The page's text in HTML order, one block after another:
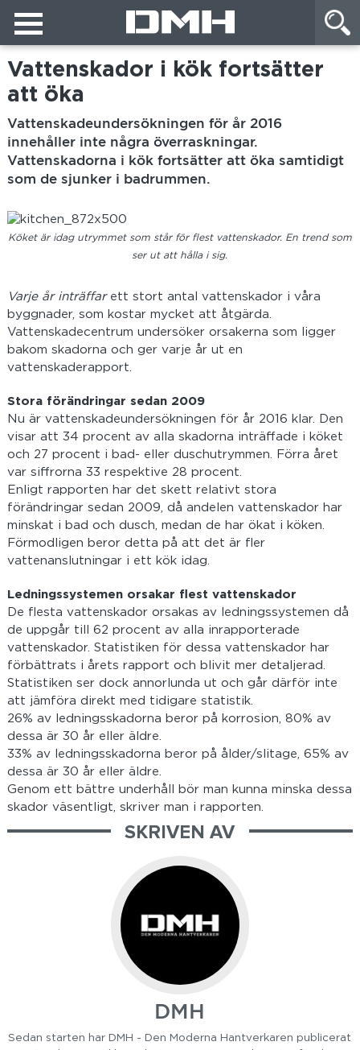
Vattenskador i kök fortsätter
att öka
Vattenskadeundersökningen för år 2016
innehåller inte några överraskningar.
Vattenskadorna i kök fortsätter att öka samtidigt
som de sjunker i badrummen.
Köket är idag utrymmet som står för flest vattenskador. En trend som
ser ut att hålla i sig.
Varje år inträffarett stort antal vattenskador i våra
byggnader, som kostar mycket att åtgärda.
Vattenskadecentrum undersöker orsakerna som ligger
bakom skadorna och ger varje år ut en
vattenskaderapport.
Stora förändringar sedan 2009
Nu är vattenskadeundersökningen för år 2016 klar. Den
visar att 34 procent av alla skadorna inträffade i köket
och 27 procent i bad- eller duschutrymmen. Förra året
var siffrorna 33 respektive 28 procent.
Enligt rapporten har det skett relativt stora
förändringar sedan 2009, då andelen vattenskador har
minskat i bad och dusch, medan de har ökat i köken.
Förmodligen beror detta på att det är fler
vattenanslutningar i ett kök idag.
Ledningssystemen orsakar flest vattenskador
De flesta vattenskador orsakas av ledningssystemen då
de uppgår till 62 procent av alla inrapporterade
vattenskador. Statistiken för dessa vattenskador har
förbättrats i årets rapport och blivit mer detaljerad.
Statistiken ser dock annorlunda ut och går därför inte
att jämföra direkt med tidigare statistik.
26% av ledningsskadorna beror på korrosion, 80% av
dessa är 30 år eller äldre.
33% av ledningsskadorna beror på ålder/slitage, 65% av
dessa är 30 år eller äldre.
Genom ett bättre underhåll bör man kunna minska dessa
skador väsentligt, skriver man i rapporten.
SKRIVEN AV
DMH
Sedan starten har DMH - Den Moderna Hantverkaren publicerat